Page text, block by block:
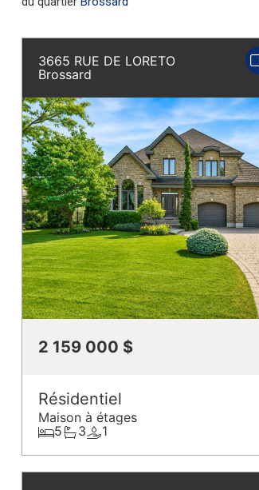
3665 RUE DE LORETO
Brossard
2 159 000 $
Résidentiel
Maison à étages
5
3 1